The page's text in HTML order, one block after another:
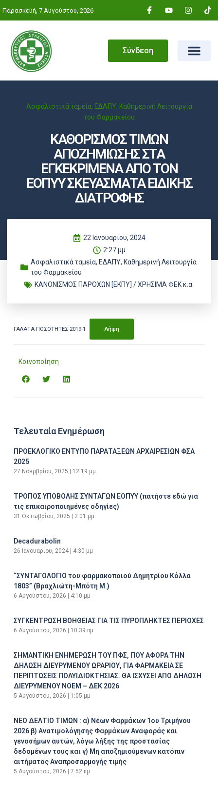
Παρασκευή, 7 Αυγούστου, 2026
Σύνδεση
Ασφαλιστικά ταμεία, ΕΔΑΠΥ, Καθημερινή Λειτουργία
του Φαρμακείου
ΚΑΘΟΡΙΣΜΟΣ ΤΙΜΩΝ
ΑΠΟΖΗΜΙΩΣΗΣ ΣΤΑ
ΕΓΚΕΚΡΙΜΕΝΑ ΑΠΟ ΤΟΝ
ΕΟΠΥΥ ΣΚΕΥΑΣΜΑΤΑ ΕΙΔΙΚΗΣ
ΔΙΑΤΡΟΦΗΣ
22 Ιανουαρίου, 2024
2:27 μμ
Ασφαλιστικά ταμεία, ΕΔΑΠΥ, Καθημερινή Λειτουργία
του Φαρμακείου
ΚΑΝΟΝΙΣΜΟΣ ΠΑΡΟΧΩΝ [ΕΚΠΥ] / ΧΡΗΣΙΜΑ ΦΕΚ κ.α.
ΓΑΛΑΤΑ-ΠΟΣΟΤΗΤΕΣ-2019-1 Λήψη
Κοινοποίηση :
Τελευταία Ενημέρωση
ΠΡΟΕΚΛΟΓΙΚΟ ΕΝΤΥΠΟ ΠΑΡΑΤΑΞΕΩΝ ΑΡΧΑΙΡΕΣΙΩΝ ΦΣΑ
2025
27 Νοεμβρίου, 2025 12:19 μμ
ΤΡΟΠΟΣ ΥΠΟΒΟΛΗΣ ΣΥΝΤΑΓΩΝ ΕΟΠΥΥ (πατήστε εδώ για
τις επικαιροποιημένες οδηγίες)
31 Οκτωβρίου, 2025 2:01 μμ
Decadurabolin
26 Ιανουαρίου, 2024 4:30 μμ
“ΣΥΝΤΑΓΟΛΟΓΙΟ του φαρμακοποιού Δημητρίου Κόλλα
1803” (Βραχλιώτη-Μπότη Μ.)
6 Αυγούστου, 2026 4:10 μμ
ΣΥΓΚΕΝΤΡΩΣΗ ΒΟΗΘΕΙΑΣ ΓΙΑ ΤΙΣ ΠΥΡΟΠΛΗΚΤΕΣ ΠΕΡΙΟΧΕΣ
6 Αυγούστου, 2026 10:39 πμ
ΣΗΜΑΝΤΙΚΗ ΕΝΗΜΕΡΩΣΗ ΤΟΥ ΠΦΣ, ΠΟΥ ΑΦΟΡΑ ΤΗΝ
ΔΗΛΩΣΗ ΔΙΕΥΡΥΜΕΝΟΥ ΩΡΑΡΙΟΥ, ΓΙΑ ΦΑΡΜΑΚΕΙΑ ΣΕ
ΠΕΡΙΠΤΩΣΕΙΣ ΠΟΛΥΙΔΙΟΚΤΗΣΙΑΣ. ΘΑ ΙΣΧΥΣΕΙ ΑΠΟ ΔΗΛΩΣΗ
ΔΙΕΥΡΥΜΕΝΟΥ ΝΟΕΜ – ΔΕΚ 2026
5 Αυγούστου, 2026 1:05 μμ
ΝΕΟ ΔΕΛΤΙΟ ΤΙΜΩΝ : α) Νέων Φαρμάκων 1ου Τριμήνου
2026 β) Ανατιμολόγησης Φαρμάκων Αναφοράς και
γενοσήμων αυτών, λόγω λήξης της προστασίας
δεδομένων τους και γ) Μη αποζημιούμενων κατόπιν
αιτήματος Αναπροσαρμογής τιμής
5 Αυγούστου, 2026 7:52 πμ